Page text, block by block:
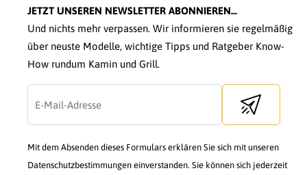
JETZT UNSEREN NEWSLETTER ABONNIEREN...
Und nichts mehr verpassen. Wir informieren sie regelmäßig
über neuste Modelle, wichtige Tipps und Ratgeber Know-
How rundum Kamin und Grill.
Send
Mit dem Absenden dieses Formulars erklären Sie sich mit unseren
Datenschutzbestimmungen einverstanden. Sie können sich jederzeit